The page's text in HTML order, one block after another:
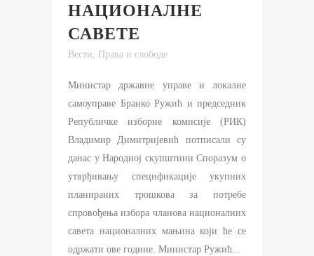
НАЦИОНАЛНЕ
САВЕТЕ
Вести Права и слободе
Министар државне управе и локалне
самоуправе Бранко Ружић и председник
Републичке изборне комисије (РИК)
Владимир Димитријевић потписали су
данас у Народној скупштини Споразум о
утврђивању спецификације укупних
планираних трошкова за потребе
спровођења избора чланова националних
савета националних мањина који ће се
одржати ове године. Министар Ружић...